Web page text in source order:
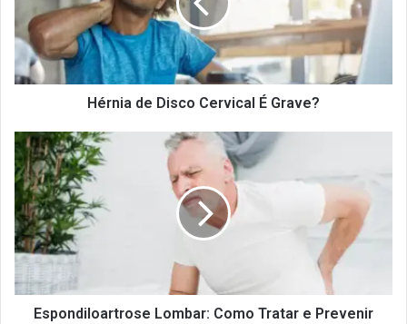
Grave?
Hérnia de Disco Cervical É Grave?
Espondiloartrose
Lombar:
Como
Tratar
e
Prevenir
Espondiloartrose Lombar: Como Tratar e Prevenir